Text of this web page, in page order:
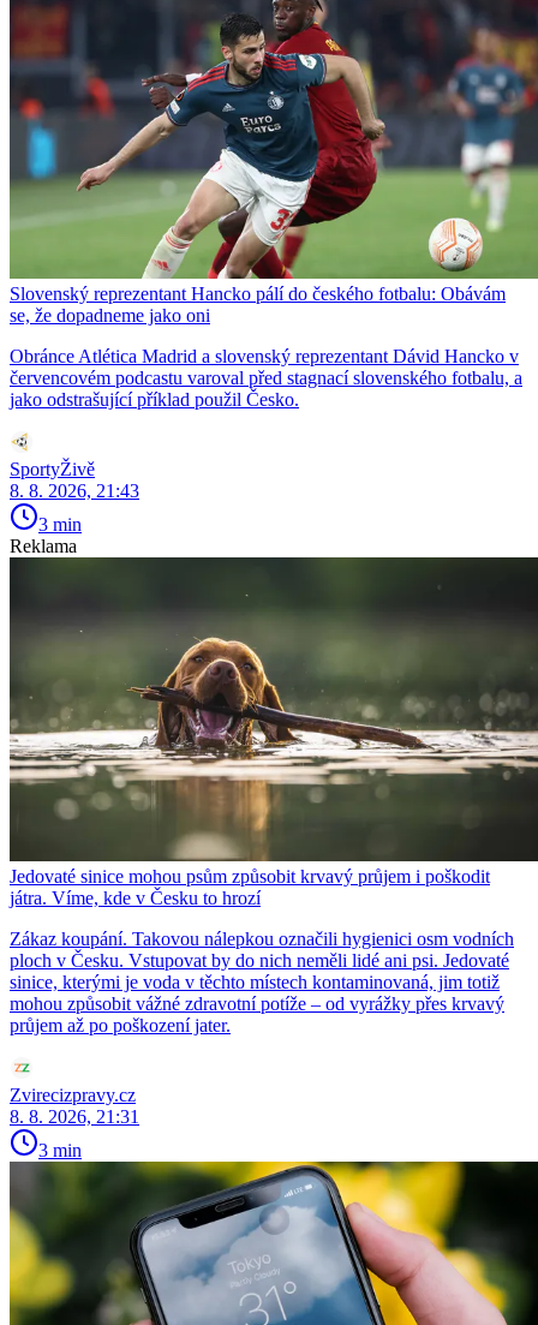
Slovenský reprezentant Hancko pálí do českého fotbalu: Obávám
se, že dopadneme jako oni
Obránce Atlética Madrid a slovenský reprezentant Dávid Hancko v
červencovém podcastu varoval před stagnací slovenského fotbalu, a
jako odstrašující příklad použil Česko.
SportyŽivě
8. 8. 2026, 21:43
3 min
Reklama
Jedovaté sinice mohou psům způsobit krvavý průjem i poškodit
játra. Víme, kde v Česku to hrozí
Zákaz koupání. Takovou nálepkou označili hygienici osm vodních
ploch v Česku. Vstupovat by do nich neměli lidé ani psi. Jedovaté
sinice, kterými je voda v těchto místech kontaminovaná, jim totiž
mohou způsobit vážné zdravotní potíže – od vyrážky přes krvavý
průjem až po poškození jater.
Zvirecizpravy.cz
8. 8. 2026, 21:31
3 min